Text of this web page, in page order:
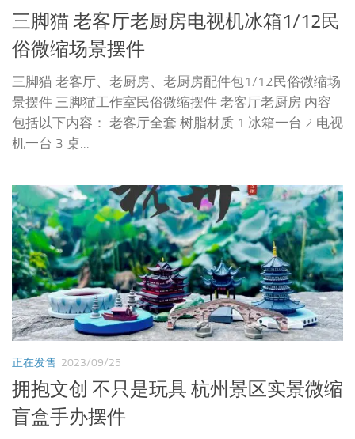
三脚猫 老客厅老厨房电视机冰箱1/12民
俗微缩场景摆件
三脚猫 老客厅、老厨房、老厨房配件包1/12民俗微缩场
景摆件 三脚猫工作室民俗微缩摆件 老客厅老厨房 内容
包括以下内容： 老客厅全套 树脂材质 1 冰箱一台 2 电视
机一台 3 桌...
正在发售 2023/09/25
拥抱文创 不只是玩具 杭州景区实景微缩
盲盒手办摆件